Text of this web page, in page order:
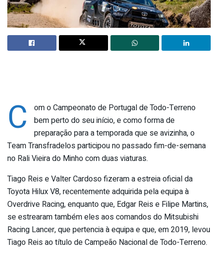
C
om o Campeonato de Portugal de Todo-Terreno
bem perto do seu início, e como forma de
preparação para a temporada que se avizinha, o
Team Transfradelos participou no passado fim-de-semana
no Rali Vieira do Minho com duas viaturas.
Tiago Reis e Valter Cardoso fizeram a estreia oficial da
Toyota Hilux V8, recentemente adquirida pela equipa à
Overdrive Racing, enquanto que, Edgar Reis e Filipe Martins,
se estrearam também eles aos comandos do Mitsubishi
Racing Lancer, que pertencia à equipa e que, em 2019, levou
Tiago Reis ao título de Campeão Nacional de Todo-Terreno.